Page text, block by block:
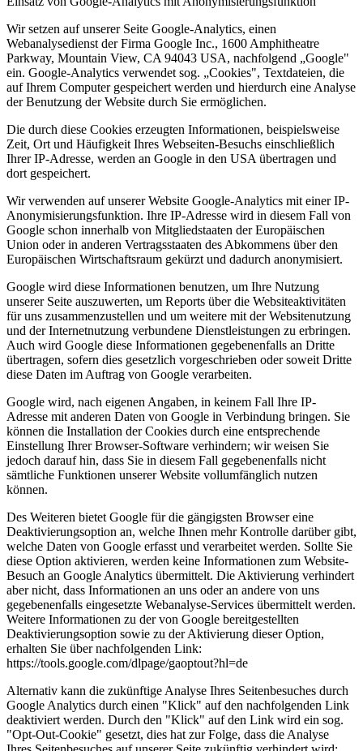
Wir setzen auf unserer Seite Google-Analytics, einen
Webanalysedienst der Firma Google Inc., 1600 Amphitheatre
Parkway, Mountain View, CA 94043 USA, nachfolgend „Google"
ein. Google-Analytics verwendet sog. „Cookies", Textdateien, die
auf Ihrem Computer gespeichert werden und hierdurch eine Analyse
der Benutzung der Website durch Sie ermöglichen.
Die durch diese Cookies erzeugten Informationen, beispielsweise
Zeit, Ort und Häufigkeit Ihres Webseiten-Besuchs einschließlich
Ihrer IP-Adresse, werden an Google in den USA übertragen und
dort gespeichert.
Wir verwenden auf unserer Website Google-Analytics mit einer IP-
Anonymisierungsfunktion. Ihre IP-Adresse wird in diesem Fall von
Google schon innerhalb von Mitgliedstaaten der Europäischen
Union oder in anderen Vertragsstaaten des Abkommens über den
Europäischen Wirtschaftsraum gekürzt und dadurch anonymisiert.
Google wird diese Informationen benutzen, um Ihre Nutzung
unserer Seite auszuwerten, um Reports über die Websiteaktivitäten
für uns zusammenzustellen und um weitere mit der Websitenutzung
und der Internetnutzung verbundene Dienstleistungen zu erbringen.
Auch wird Google diese Informationen gegebenenfalls an Dritte
übertragen, sofern dies gesetzlich vorgeschrieben oder soweit Dritte
diese Daten im Auftrag von Google verarbeiten.
Google wird, nach eigenen Angaben, in keinem Fall Ihre IP-
Adresse mit anderen Daten von Google in Verbindung bringen. Sie
können die Installation der Cookies durch eine entsprechende
Einstellung Ihrer Browser-Software verhindern; wir weisen Sie
jedoch darauf hin, dass Sie in diesem Fall gegebenenfalls nicht
sämtliche Funktionen unserer Website vollumfänglich nutzen
können.
Des Weiteren bietet Google für die gängigsten Browser eine
Deaktivierungsoption an, welche Ihnen mehr Kontrolle darüber gibt,
welche Daten von Google erfasst und verarbeitet werden. Sollte Sie
diese Option aktivieren, werden keine Informationen zum Website-
Besuch an Google Analytics übermittelt. Die Aktivierung verhindert
aber nicht, dass Informationen an uns oder an andere von uns
gegebenenfalls eingesetzte Webanalyse-Services übermittelt werden.
Weitere Informationen zu der von Google bereitgestellten
Deaktivierungsoption sowie zu der Aktivierung dieser Option,
erhalten Sie über nachfolgenden Link:
https://tools.google.com/dlpage/gaoptout?hl=de
Alternativ kann die zukünftige Analyse Ihres Seitenbesuches durch
Google Analytics durch einen "Klick" auf den nachfolgenden Link
deaktiviert werden. Durch den "Klick" auf den Link wird ein sog.
"Opt-Out-Cookie" gesetzt, dies hat zur Folge, dass die Analyse